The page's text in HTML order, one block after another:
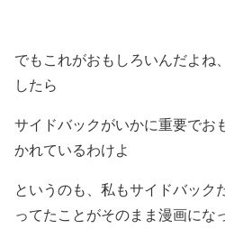
でもこれがおもしろいんだよね
したら
サイドバックがいかに重要でお
かれているわけよ
というのも、私もサイドバック
ってたことがそのまま漫画にな